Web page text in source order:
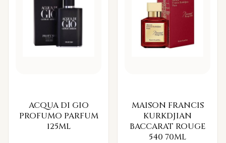
ACQUA DI GIO
PROFUMO PARFUM
125ML
MAISON FRANCIS
KURKDJIAN
BACCARAT ROUGE
540 70ML